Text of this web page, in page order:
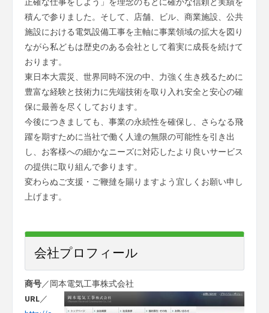
積んで参りました。そして、店舗、ビル、商業施設、公共
施設における電気設備工事を主軸に事業領域の拡大を図り
ながら私どもは歴史のある会社として着実に成長を続けて
おります。
東日本大震災、世界同時不況の中、力強く生き残るために
豊富な経験と技術力に先端技術を取り入れ安全と安心の確
保に最善を尽くしております。
今後につきましても、事業の永続性を確保し、さらなる飛
躍を期すために当社で働く人達の無限の可能性を引き出
し、お客様への細かなニーズに対応したより良いサービス
の提供に取り組んで参ります。
変わらぬご支援・ご鞭撻を賜りますよう宜しくお願い申し
上げます。
会社プロフィール
商号／岡本電気工事株式会社
URL／